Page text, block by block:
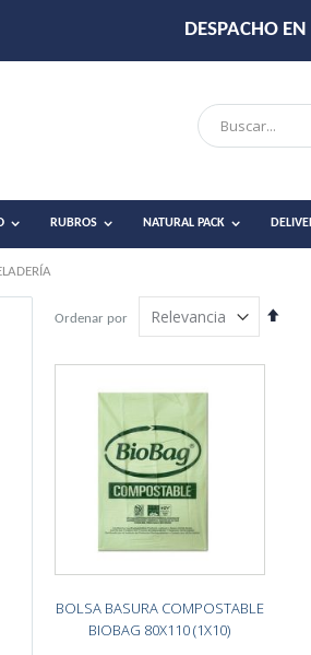
DESPACHO
Search
RUBROS NATURAL PACK
Ordenar por
BOLSA BASURA COMPOSTABLE
BIOBAG 80X110 (1X10)